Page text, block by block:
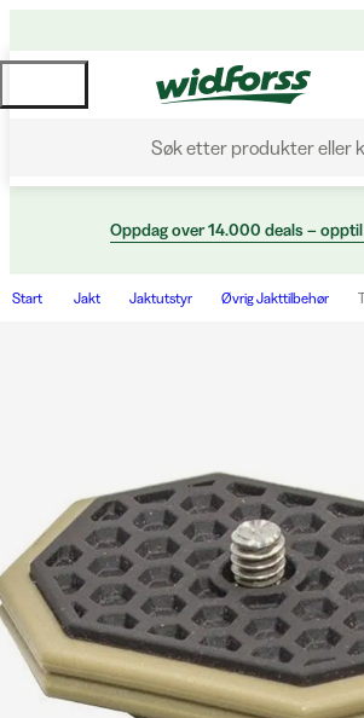
Søk etter produkter eller
Oppdag over 14.000 deals –
Start Jakt Jaktutstyr Øvrig Jakttilbehør